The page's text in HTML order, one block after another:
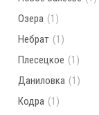
Озера (1)
Небрат (1)
Плесецкое (1)
Даниловка (1)
Кодра (1)